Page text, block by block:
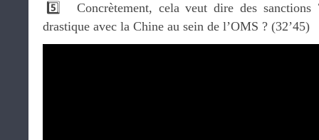
Concrètement, cela veut dire des
drastique avec la Chine au sein de l’OMS ? (32’45)